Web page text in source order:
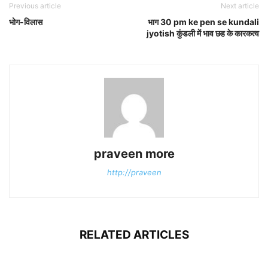
Previous article
भोग-विलास
Next article
भाग 30 pm ke pen se kundali
jyotish कुंडली में भाव छह के कारकत्व
praveen more
http://praveen
RELATED ARTICLES